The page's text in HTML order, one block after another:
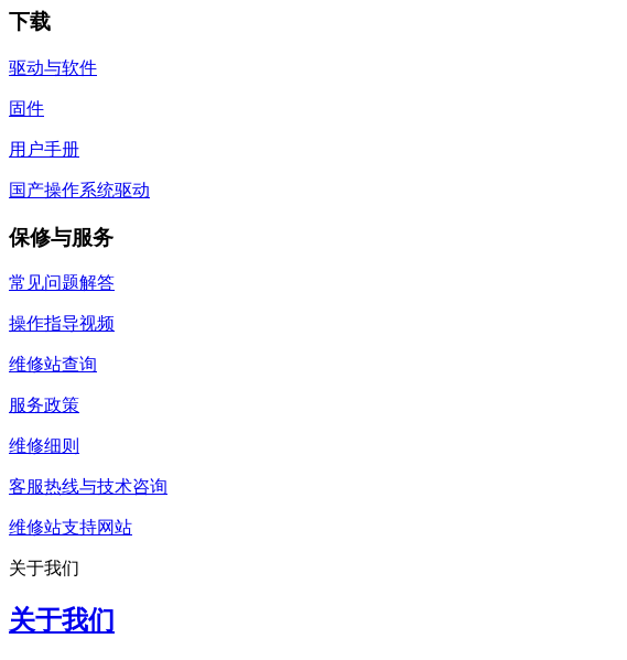
下载
驱动与软件
固件
用户手册
国产操作系统驱动
保修与服务
常见问题解答
操作指导视频
维修站查询
服务政策
维修细则
客服热线与技术咨询
维修站支持网站
关于我们
关于我们